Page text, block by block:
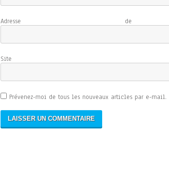
Adresse de
Site
Prévenez-moi de tous les nouveaux articles par e-mail.